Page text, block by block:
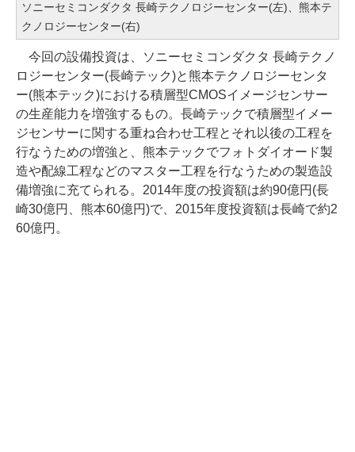
ソニーセミコンダクタ 長崎テクノロジーセンター(左)、熊本テ
クノロジーセンター(右)
今回の設備投資は、ソニーセミコンダクタ 長崎テクノ
ロジーセンター(長崎テック)と熊本テクノロジーセンタ
ー(熊本テック)における積層型CMOSイメージセンサー
の生産能力を増強するもの。長崎テックで積層型イメー
ジセンサーに関する重ね合わせ工程とそれ以後の工程を
行なうための増強と、熊本テックでフォトダイオード製
造や配線工程などのマスター工程を行なうための製造設
備増強に充てられる。2014年度の投資額は約90億円(長
崎30億円、熊本60億円)で、2015年度投資額は長崎で約2
60億円。